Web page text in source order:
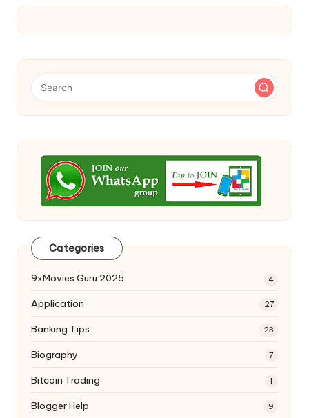
Categories
9xMovies Guru 2025 4
Application 27
Banking Tips 23
Biography 7
Bitcoin Trading 1
Blogger Help 9